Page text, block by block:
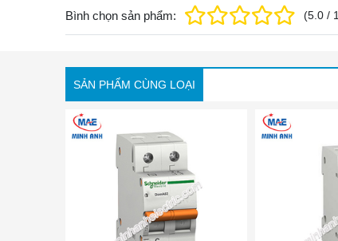
Bình chọn sản phẩm: (5.0 / 1
SẢN PHẨM CÙNG LOẠI